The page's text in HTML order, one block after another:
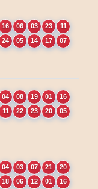
16 06 03 23
11
24 05 14 17 07
04 08 19 01
16
11 22 23 20 05
04 03 07 21
20
18 06 12 01 16